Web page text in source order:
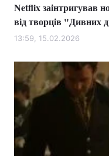
Цікавинки
Екологія
Лонгріди
Відео з Youtube
Інтерв'ю
Архів
Netflix заінтригував
від творців "Дивних
13:59, 15.02.2026